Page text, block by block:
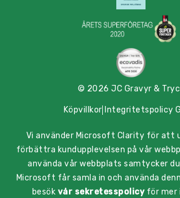
© 2026 JC Gravyr &
Köpvillkor Integritetspolicy
Vi använder Microsoft Clarity för att
förbättra kundupplevelsen på vår
använda vår webbplats samtycker
Microsoft får samla in och använda
besök vår sekretesspolicyför mer